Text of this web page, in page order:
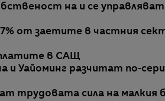
на и се
от заетите в частния
в САЩ
Уайоминг разчитат по-
трудовата сила на малкия